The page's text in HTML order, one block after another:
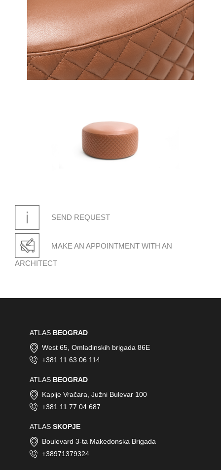
SEND REQUEST
MAKE AN APPOINTMENT WITH AN
ARCHITECT
ATLAS BEOGRAD
West 65, Omladinskih brigada 86E
+381 11 63 06 114
ATLAS BEOGRAD
Kapije Vračara, Južni Bulevar 100
+381 11 77 04 687
ATLAS SKOPJE
Boulevard 3-ta Makedonska Brigada
+38971379324